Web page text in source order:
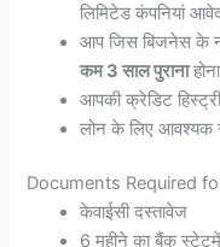
लिमिटेड कंपनियां
आप जिस बिजनेस के
कम 3 साल पुराना
आपकी क्रेडिट
लोन के लिए आवश्यक
Documents Required
केवाईसी दस्तावेज
6 महीने का बैंक